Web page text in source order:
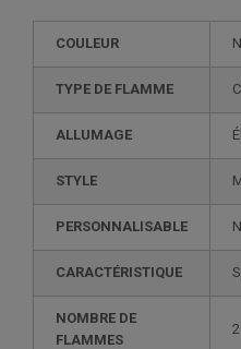
COULEUR
TYPE DE FLAMME
ALLUMAGE
STYLE
PERSONNALISABLE
CARACTÉRISTIQUE
NOMBRE DE
FLAMMES
2